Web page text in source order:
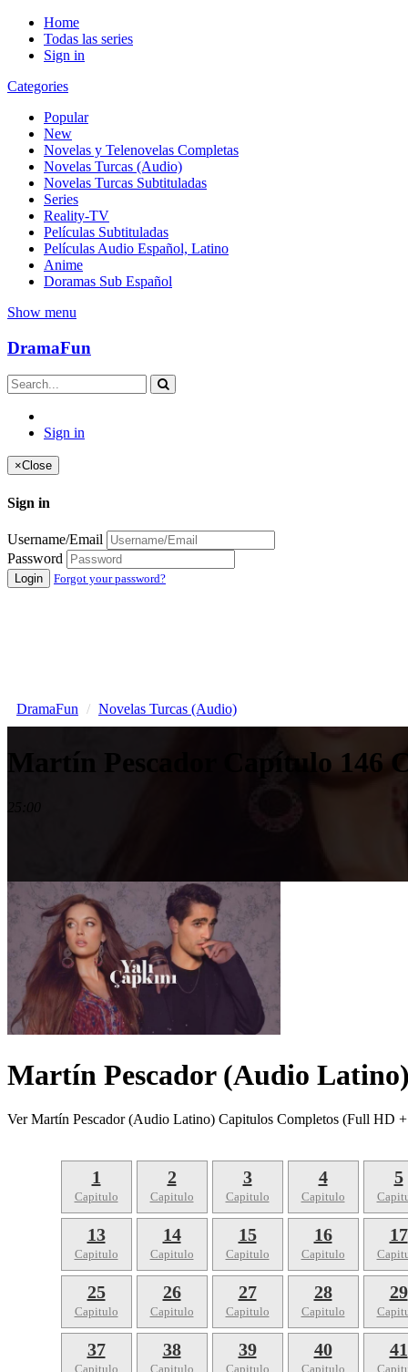
Home
Todas las series
Sign in
Categories
Popular
New
Novelas y Telenovelas Completas
Novelas Turcas (Audio)
Novelas Turcas Subtituladas
Series
Reality-TV
Películas Subtituladas
Películas Audio Español, Latino
Anime
Doramas Sub Español
Show menu
DramaFun
Sign in
×Close
Sign in
Username/Email
Password
Login Forgot your password?
DramaFun Novelas Turcas (Audio)
Martín Pescador Capítulo 146
Martín Pescador (Audio
Ver Martín Pescador (Audio Latino) Capitulos Completos (Full HD
1
Capitulo
2
Capitulo
3
Capitulo
4
Capitulo
5
13
Capitulo
14
Capitulo
15
Capitulo
16
Capitulo
17
25
Capitulo
26
Capitulo
27
Capitulo
28
Capitulo
29
37
Capitulo
38
Capitulo
39
Capitulo
40
Capitulo
41